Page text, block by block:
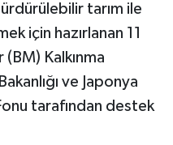
tarım ile
için hazırlanan 11
Kalkınma
ve Japonya
tarafından destek